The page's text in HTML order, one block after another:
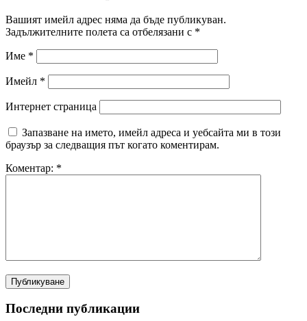
Вашият имейл адрес няма да бъде публикуван.
Задължителните полета са отбелязани с *
Име *
Имейл *
Интернет страница
Запазване на името, имейл адреса и уебсайта ми в този
браузър за следващия път когато коментирам.
Коментар: *
Последни публикации